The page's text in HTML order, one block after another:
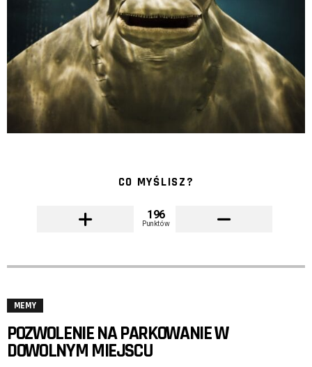
CO MYŚLISZ?
196
Punktów
MEMY
POZWOLENIE NA PARKOWANIE W
DOWOLNYM MIEJSCU